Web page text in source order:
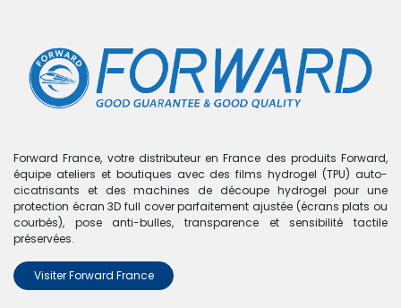
Boutique 0 articles trouvés.
Nous n'avons trouvé aucun
produit !
Aucun produit défini dans la catégorieA13 4G - A135.
Forward France, votre distributeur en France des produits Forward,
équipe ateliers et boutiques avec des films hydrogel (TPU) auto-
cicatrisants et des machines de découpe hydrogel pour une
protection écran 3D full cover parfaitement ajustée (écrans plats ou
courbés), pose anti-bulles, transparence et sensibilité tactile
préservées.
Visiter Forward France